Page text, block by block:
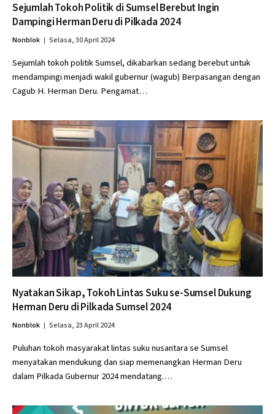
Sejumlah Tokoh Politik di Sumsel Berebut Ingin
Dampingi Herman Deru di Pilkada 2024
Nonblok Selasa, 30 April 2024
Sejumlah tokoh politik Sumsel, dikabarkan sedang berebut untuk
mendampingi menjadi wakil gubernur (wagub) Berpasangan dengan
Cagub H. Herman Deru. Pengamat…
Nyatakan Sikap, Tokoh Lintas Suku se-Sumsel Dukung
Herman Deru di Pilkada Sumsel 2024
Nonblok Selasa, 23 April 2024
Puluhan tokoh masyarakat lintas suku nusantara se Sumsel
menyatakan mendukung dan siap memenangkan Herman Deru
dalam Pilkada Gubernur 2024 mendatang.…